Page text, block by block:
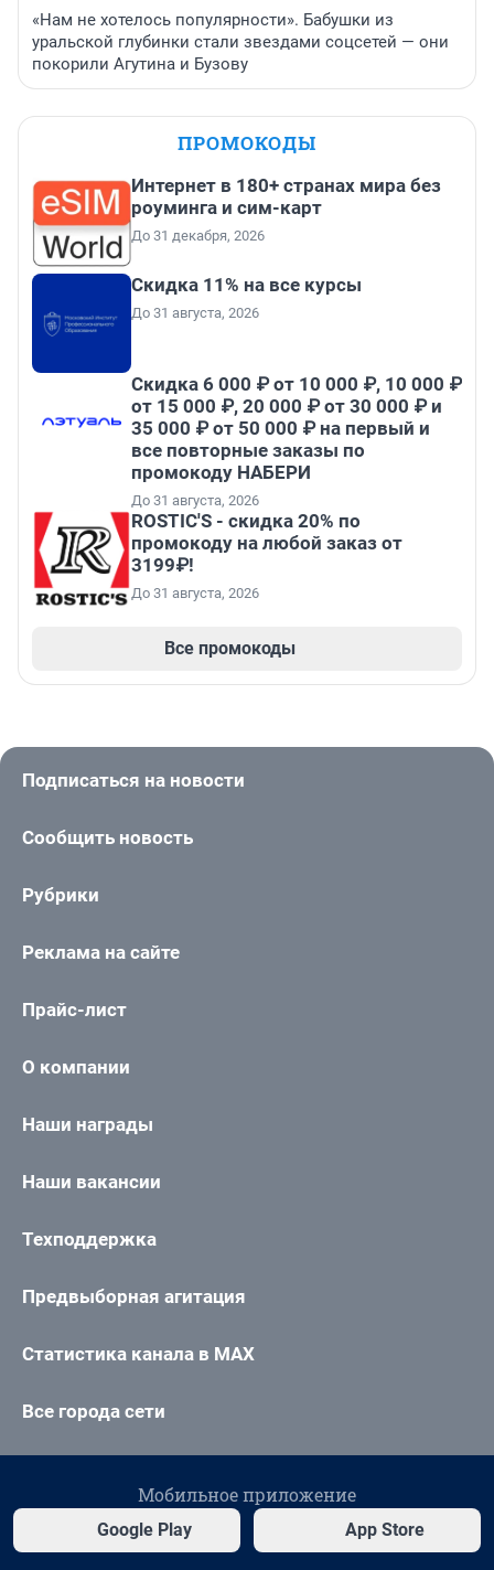
«Нам не хотелось популярности». Бабушки из
уральской глубинки стали звездами соцсетей — они
покорили Агутина и Бузову
ПРОМОКОДЫ
Интернет в 180+ странах мира без
роуминга и сим-карт
До 31 декабря, 2026
Скидка 11% на все курсы
До 31 августа, 2026
Скидка 6 000 ₽ от 10 000 ₽, 10 000 ₽
от 15 000 ₽, 20 000 ₽ от 30 000 ₽ и
35 000 ₽ от 50 000 ₽ на первый и
все повторные заказы по
промокоду НАБЕРИ
До 31 августа, 2026
ROSTIC'S - скидка 20% по
промокоду на любой заказ от
3199₽!
До 31 августа, 2026
Все промокоды
Подписаться на новости
Сообщить новость
Рубрики
Реклама на сайте
Прайс-лист
О компании
Наши награды
Наши вакансии
Техподдержка
Предвыборная агитация
Статистика канала в MAX
Все города сети
Мобильное приложение
Google Play App Store